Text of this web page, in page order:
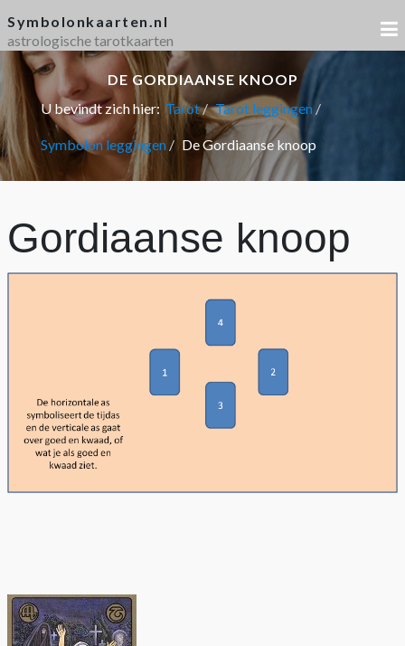
Symbolonkaarten.nl
astrologische tarotkaarten
DE GORDIAANSE KNOOP
U bevindt zich hier: Tarot Tarot leggingen
Symbolon leggingen De Gordiaanse knoop
Gordiaanse knoop